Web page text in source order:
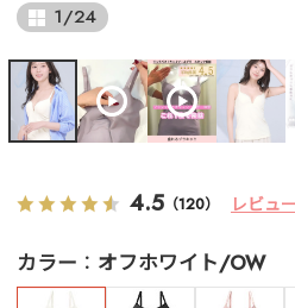
1/24
4.5 （120） レビュ
カラー オフホワイト/OW